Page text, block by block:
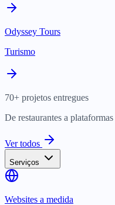
Odyssey Tours
Turismo
70+ projetos entregues
De restaurantes a plataformas
Ver todos
Serviços
Websites a medida